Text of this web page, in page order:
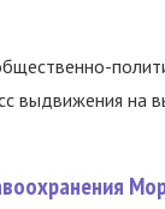
выдвижения на